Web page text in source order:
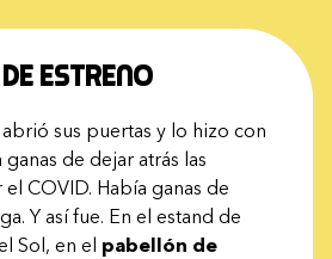
estreno
sus puertas y lo hizo con
de dejar atrás las
COVID. Había ganas de
Y así fue. En el estand de
Sol, en el pabellón de